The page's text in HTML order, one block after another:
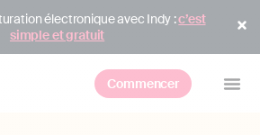
électronique avec Indy :c’est
simple et gratuit
Commencer